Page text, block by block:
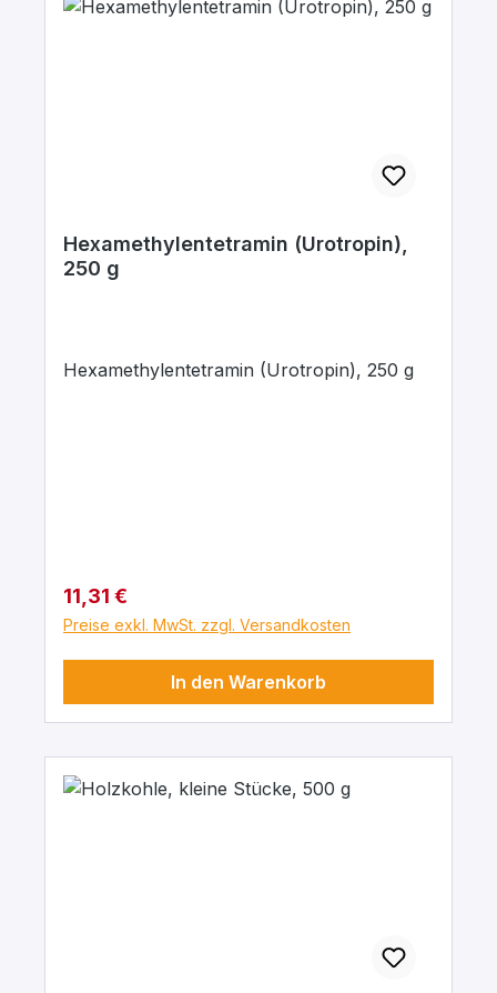
Hexamethylentetramin (Urotropin),
250 g
Hexamethylentetramin (Urotropin), 250 g
Regulärer Preis:
11,31 €
Preise exkl. MwSt. zzgl. Versandkosten
In den Warenkorb